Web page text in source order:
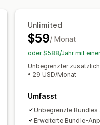
Prozentuale Rabatte
BOGO
Dynamische Preise
Lokalisierung
Tracking
Unlimited
$59/ Monat
oder $588/Jahr mit
Unbegrenzter
• 29 USD/Monat
Umfasst
Unbegrenzte Bundles
Erweiterte Bundle-